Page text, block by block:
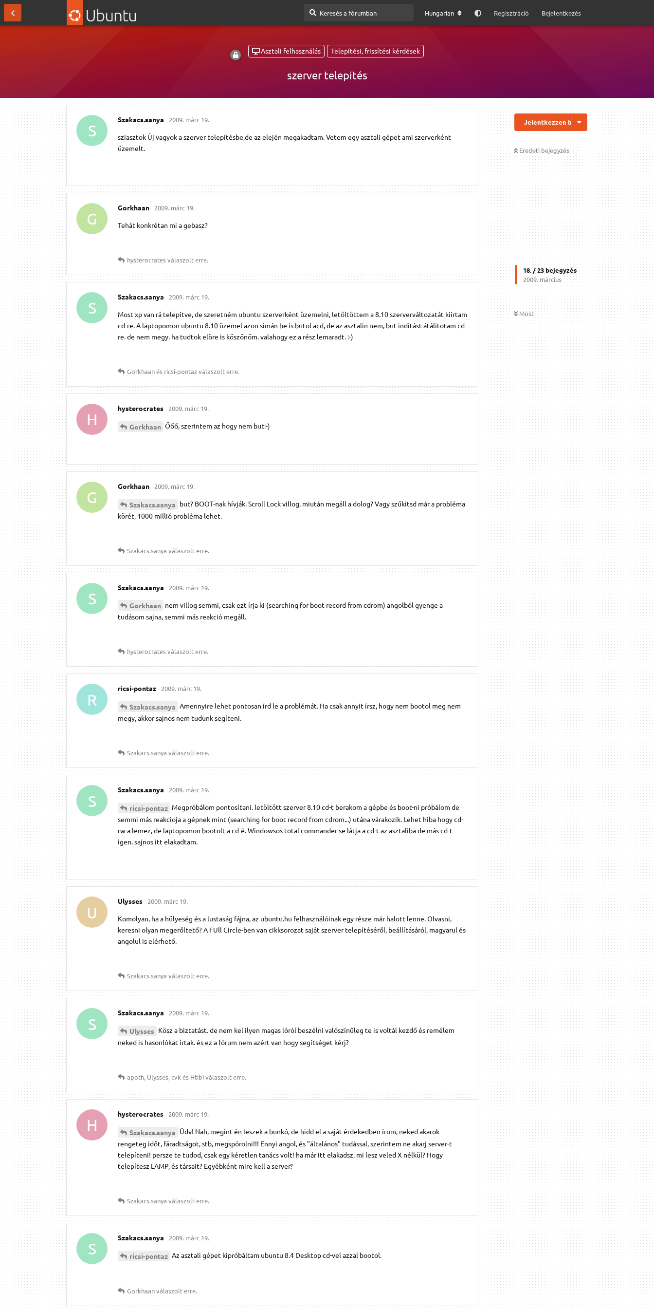
Hungarian Regisztráció Bejelentkezés
Asztali felhasználás Telepítési, frissítési kérdések
szerver telepités
Jelentkezzen be a válaszhoz
Eredeti bejegyzés
18. /23bejegyzés
2009. március
Most
S
Szakacs.​sanya 2009. márc 19.
sziasztok Új vagyok a szerver telepítésbe,de az elején megakadtam. Vetem egy asztali gépet ami szerverként
üzemelt.
G
Gorkhaan 2009. márc 19.
Tehát konkrétan mi a gebasz?
hysterocratesválaszolt erre.
S
Szakacs.​sanya 2009. márc 19.
Most xp van rá telepítve, de szeretném ubuntu szerverként üzemelni, letöltöttem a 8.10 szerverváltozatát kiírtam
cd-re. A laptopomon ubuntu 8.10 üzemel azon simán be is butol acd, de az asztalin nem, but indítást átálitotam cd-
re. de nem megy. ha tudtok elöre is köszönöm. valahogy ez a rész lemaradt. :-)
Gorkhaanés ricsi-pontazválaszolt erre.
H
hysterocrates 2009. márc 19.
Gorkhaan Őőő, szerintem az hogy nem but:-)
G
Gorkhaan 2009. márc 19.
Szakacs.​sanya but? BOOT-nak hívják. Scroll Lock villog, miután megáll a dolog? Vagy szűkítsd már a probléma
körét, 1000 millió probléma lehet.
Szakacs.​sanya válaszolt erre.
S
Szakacs.​sanya 2009. márc 19.
Gorkhaan nem villog semmi, csak ezt írja ki (searching for boot record from cdrom) angolból gyenge a
tudásom sajna, semmi más reakció megáll.
hysterocratesválaszolt erre.
R
ricsi-pontaz 2009. márc 19.
Szakacs.​sanya Amennyire lehet pontosan írd le a problémát. Ha csak annyit írsz, hogy nem bootol meg nem
megy, akkor sajnos nem tudunk segíteni.
Szakacs.​sanya válaszolt erre.
S
Szakacs.​sanya 2009. márc 19.
ricsi-pontaz Megpróbálom pontosítani. letöltött szerver 8.10 cd-t berakom a gépbe és boot-ni próbálom de
semmi más reakcioja a gépnek mint (searching for boot record from cdrom...) utána várakozik. Lehet hiba hogy cd-
rw a lemez, de laptopomon bootolt a cd-é. Windowsos total commander se látja a cd-t az asztaliba de más cd-t
igen. sajnos itt elakadtam.
U
Ulysses 2009. márc 19.
Komolyan, ha a hülyeség és a lustaság fájna, az ubuntu.hu felhasználóinak egy része már halott lenne. Olvasni,
keresni olyan megerőltető? A FUll Circle-ben van cikksorozat saját szerver telepítéséről, beállításáról, magyarul és
angolul is elérhető.
Szakacs.​sanya válaszolt erre.
S
Szakacs.​sanya 2009. márc 19.
Ulysses Kösz a biztatást. de nem kel ilyen magas lóról beszélni valószínűleg te is voltál kezdő és remélem
neked is hasonlókat írtak. és ez a fórum nem azért van hogy segítséget kérj?
apoth, Ulysses,cvk és Htibiválaszolt erre.
H
hysterocrates 2009. márc 19.
Szakacs.​sanya Üdv! Nah, megint én leszek a bunkó, de hidd el a saját érdekedben írom, neked akarok
rengeteg időt, fáradtságot, stb, megspórolni!!! Ennyi angol, és "általános" tudással, szerintem ne akarj server-t
telepíteni! persze te tudod, csak egy kéretlen tanács volt! ha már itt elakadsz, mi lesz veled X nélkül? Hogy
telepítesz LAMP, és társait? Egyébként mire kell a server?
Szakacs.​sanya válaszolt erre.
S
Szakacs.​sanya 2009. márc 19.
ricsi-pontaz Az asztali gépet kipróbáltam ubuntu 8.4 Desktop cd-vel azzal bootol.
Gorkhaanválaszolt erre.